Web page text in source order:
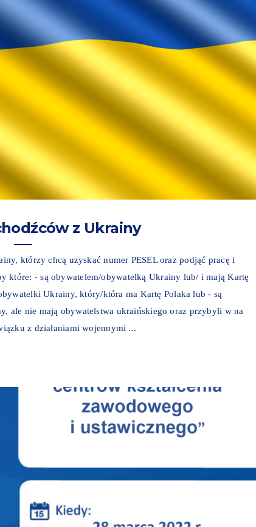
z Ukrainy
którzy chcą uzyskać numer PESEL oraz podjąć pracę i
które: - są obywatelem/obywatelką Ukrainy lub/ i mają Kartę
Ukrainy, który/która ma Kartę Polaka lub - są
ale nie mają obywatelstwa ukraińskiego oraz przybyli w na
z działaniami wojennymi ...